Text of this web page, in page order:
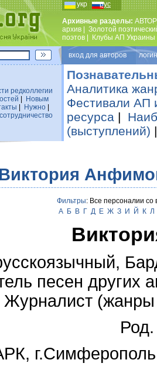
укр рус
Архивные разделы:
архив
Золотой
поэтов
Клубы АП Украины
вход для авторов
редколлегии
Новым
Нужно|
Аналитика
Фестивали АП
ресурса |
(выступлений)
Виктория
Фильтры: Все персоналии со
А
Б В Г Д Е Ж З И Й К Л
песен других
Журналист
г.Симферополь